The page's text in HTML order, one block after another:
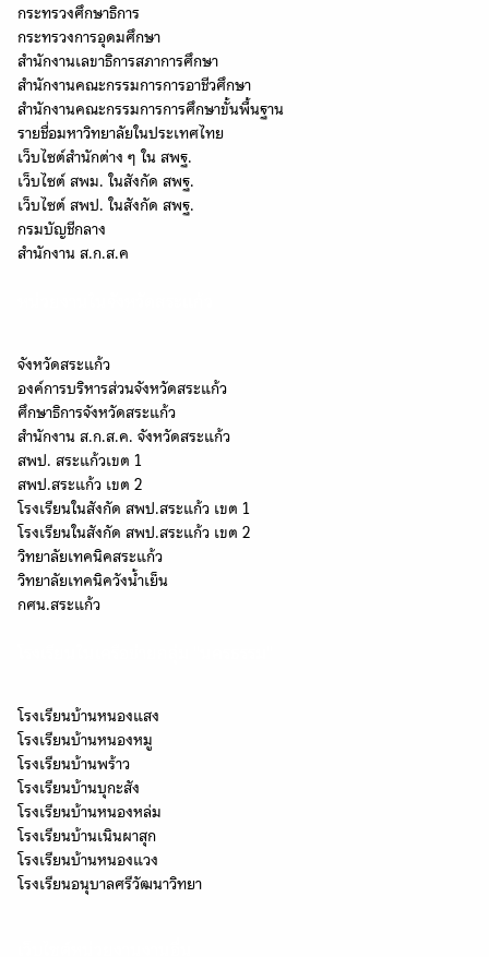
Search
for:
กระทรวงศึกษาธิการ
กระทรวงการอุดมศึกษา
สำนักงานเลขาธิการสภาการศึกษา
สำนักงานคณะกรรมการการอาชีวศึกษา
สำนักงานคณะกรรมการการศึกษาขั้นพื้นฐาน
รายชื่อมหาวิทยาลัยในประเทศไทย
เว็บไซต์สำนักต่าง ๆ ใน สพฐ.
เว็บไซต์ สพม. ในสังกัด สพฐ.
เว็บไซต์ สพป. ในสังกัด สพฐ.
กรมบัญชีกลาง
สำนักงาน ส.ก.ส.ค
จังหวัดสระแก้ว
องค์การบริหารส่วนจังหวัดสระแก้ว
ศึกษาธิการจังหวัดสระแก้ว
สำนักงาน ส.ก.ส.ค. จังหวัดสระแก้ว
สพป. สระแก้วเขต 1
สพป.สระแก้ว เขต 2
โรงเรียนในสังกัด สพป.สระแก้ว เขต 1
โรงเรียนในสังกัด สพป.สระแก้ว เขต 2
วิทยาลัยเทคนิคสระแก้ว
วิทยาลัยเทคนิควังน้ำเย็น
กศน.สระแก้ว
โรงเรียนบ้านหนองแสง
โรงเรียนบ้านหนองหมู
โรงเรียนบ้านพร้าว
โรงเรียนบ้านบุกะสัง
โรงเรียนบ้านหนองหล่ม
โรงเรียนบ้านเนินผาสุก
โรงเรียนบ้านหนองแวง
โรงเรียนอนุบาลศรีวัฒนาวิทยา